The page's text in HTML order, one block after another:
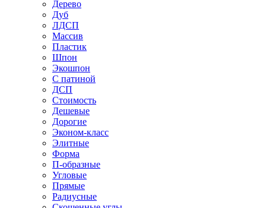
Дерево
Дуб
ЛДСП
Массив
Пластик
Шпон
Экошпон
С патиной
ДСП
Стоимость
Дешевые
Дорогие
Эконом-класс
Элитные
Форма
П-образные
Угловые
Прямые
Радиусные